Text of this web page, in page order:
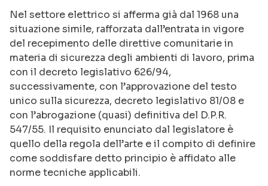
Nel settore elettrico si afferma già dal 1968 una
situazione simile, rafforzata dall’entrata in vigore
del recepimento delle direttive comunitarie in
materia di sicurezza degli ambienti di lavoro, prima
con il decreto legislativo 626/94,
successivamente, con l’approvazione del testo
unico sulla sicurezza, decreto legislativo 81/08 e
con l’abrogazione (quasi) definitiva del D.P.R.
547/55. Il requisito enunciato dal legislatore è
quello della regola dell’arte e il compito di definire
come soddisfare detto principio è affidato alle
norme tecniche applicabili.